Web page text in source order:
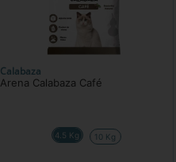
Calabaza
Arena Calabaza Café
4.5 Kg 10 Kg